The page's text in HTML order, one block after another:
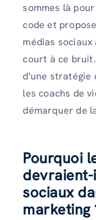
sommes là
code et
médias
court à ce
d'une stratégie
les coachs de
démarquer de
Pourquoi
sociaux
marketing